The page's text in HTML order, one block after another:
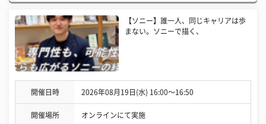
【ソニー】誰一人、同じキャリアは歩
まない。ソニーで描く、
開催日時 2026年08月19日(水) 16:00〜16:50
開催場所 オンラインにて実施